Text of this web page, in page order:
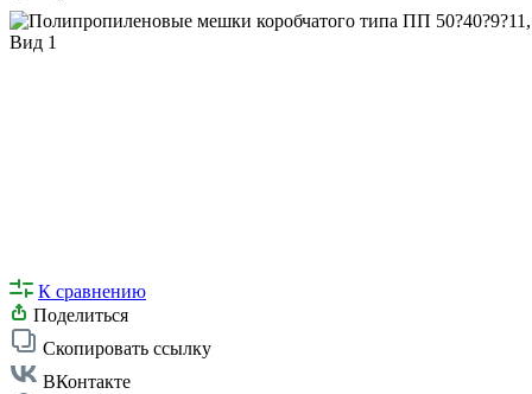
К сравнению
Поделиться
Скопировать ссылку
ВКонтакте